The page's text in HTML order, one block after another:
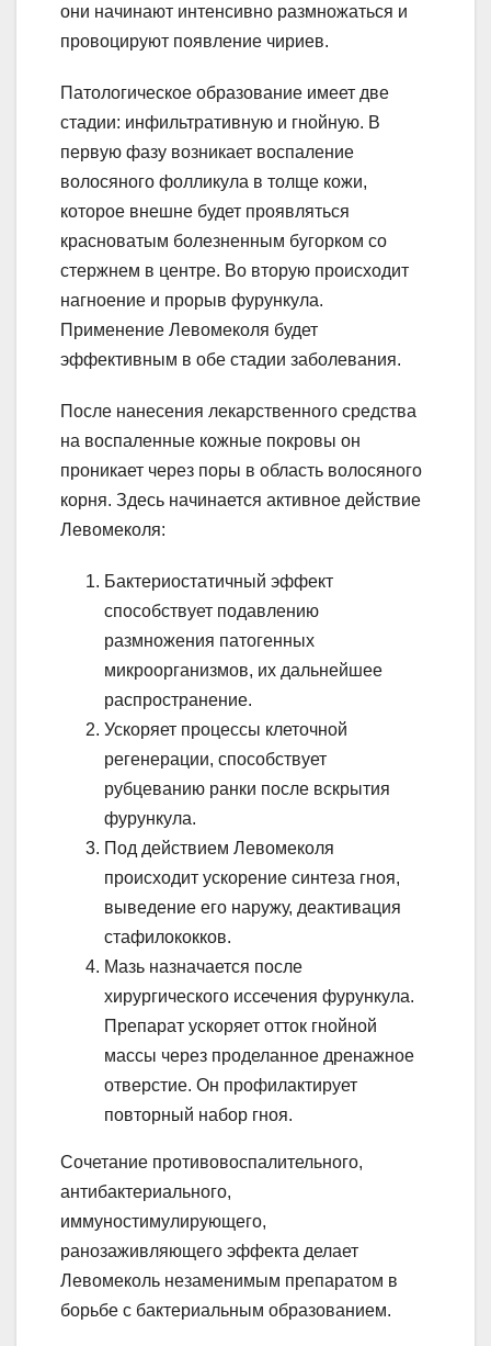
они начинают интенсивно размножаться и
провоцируют появление чириев.
Патологическое образование имеет две
стадии: инфильтративную и гнойную. В
первую фазу возникает воспаление
волосяного фолликула в толще кожи,
которое внешне будет проявляться
красноватым болезненным бугорком со
стержнем в центре. Во вторую происходит
нагноение и прорыв фурункула.
Применение Левомеколя будет
эффективным в обе стадии заболевания.
После нанесения лекарственного средства
на воспаленные кожные покровы он
проникает через поры в область волосяного
корня. Здесь начинается активное действие
Левомеколя:
Бактериостатичный эффект
способствует подавлению
размножения патогенных
микроорганизмов, их дальнейшее
распространение.
Ускоряет процессы клеточной
регенерации, способствует
рубцеванию ранки после вскрытия
фурункула.
Под действием Левомеколя
происходит ускорение синтеза гноя,
выведение его наружу, деактивация
стафилококков.
Мазь назначается после
хирургического иссечения фурункула.
Препарат ускоряет отток гнойной
массы через проделанное дренажное
отверстие. Он профилактирует
повторный набор гноя.
Сочетание противовоспалительного,
антибактериального,
иммуностимулирующего,
ранозаживляющего эффекта делает
Левомеколь незаменимым препаратом в
борьбе с бактериальным образованием.